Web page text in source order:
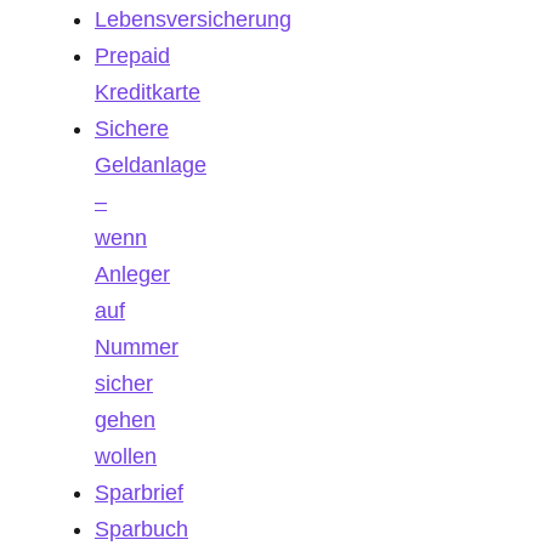
Lebensversicherung
Prepaid
Kreditkarte
Sichere
Geldanlage
–
wenn
Anleger
auf
Nummer
sicher
gehen
wollen
Sparbrief
Sparbuch